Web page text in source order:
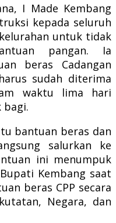
I Made Kembang
kepada seluruh
untuk tidak
pangan. Ia
beras Cadangan
sudah diterima
waktu lima hari
bantuan beras dan
salurkan ke
ini menumpuk
Kembang saat
beras CPP secara
Negara, dan